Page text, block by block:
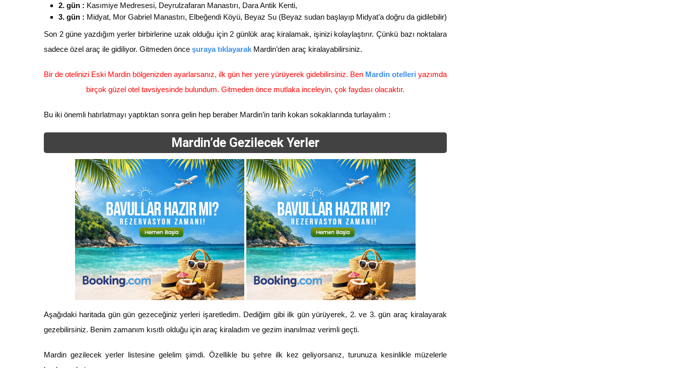
2. gün : Kasımiye Medresesi, Deyrulzafaran Manastırı, Dara Antik Kenti,
3. gün : Midyat, Mor Gabriel Manastırı, Elbeğendi Köyü, Beyaz Su (Beyaz sudan başlayıp Midyat’a doğru da gidilebilir)
Son 2 güne yazdığım yerler birbirlerine uzak olduğu için 2 günlük araç kiralamak, işinizi kolaylaştırır. Çünkü bazı noktalara
sadece özel araç ile gidiliyor. Gitmeden önce şuraya tıklayarak Mardin’den araç kiralayabilirsiniz.
Bir de otelinizi Eski Mardin bölgenizden ayarlarsanız, ilk gün her yere yürüyerek gidebilirsiniz. Ben Mardin otelleri yazımda
birçok güzel otel tavsiyesinde bulundum. Gitmeden önce mutlaka inceleyin, çok faydası olacaktır.
Bu iki önemli hatırlatmayı yaptıktan sonra gelin hep beraber Mardin’in tarih kokan sokaklarında turlayalım :
Mardin’de Gezilecek Yerler
Aşağıdaki haritada gün gün gezeceğiniz yerleri işaretledim. Dediğim gibi ilk gün yürüyerek, 2. ve 3. gün araç kiralayarak
gezebilirsiniz. Benim zamanım kısıtlı olduğu için araç kiraladım ve gezim inanılmaz verimli geçti.
Mardin gezilecek yerler listesine gelelim şimdi. Özellikle bu şehre ilk kez geliyorsanız, turunuza kesinlikle müzelerle